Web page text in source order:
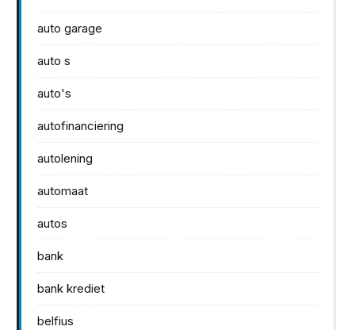
auto garage
auto s
auto's
autofinanciering
autolening
automaat
autos
bank
bank krediet
belfius